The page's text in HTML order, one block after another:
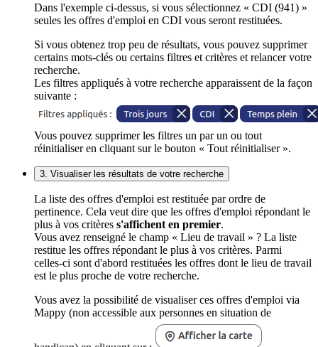
Dans l'exemple ci-dessus, si vous sélectionnez « CDI (941) »
seules les offres d'emploi en CDI vous seront restituées.
Si vous obtenez trop peu de résultats, vous pouvez supprimer
certains mots-clés ou certains filtres et critères et relancer votre
recherche.
Les filtres appliqués à votre recherche apparaissent de la façon
suivante :
Vous pouvez supprimer les filtres un par un ou tout
réinitialiser en cliquant sur le bouton « Tout réinitialiser ».
3. Visualiser les résultats de votre recherche
La liste des offres d'emploi est restituée par ordre de
pertinence. Cela veut dire que les offres d'emploi répondant le
plus à vos critères s'affichent en premier.
Vous avez renseigné le champ « Lieu de travail » ? La liste
restitue les offres répondant le plus à vos critères. Parmi
celles-ci sont d'abord restituées les offres dont le lieu de travail
est le plus proche de votre recherche.
Vous avez la possibilité de visualiser ces offres d'emploi via
Mappy (non accessible aux personnes en situation de